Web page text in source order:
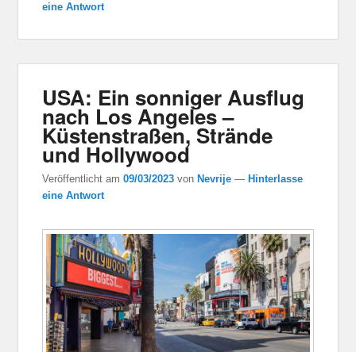
eine Antwort
USA: Ein sonniger Ausflug
nach Los Angeles –
Küstenstraßen, Strände
und Hollywood
Veröffentlicht am09/03/2023 von Nevrije — Hinterlasse
eine Antwort